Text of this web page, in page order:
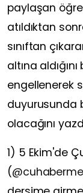
paylaşan
atıldıktan
sınıftan
altına
engellenerek
duyurusunda
olacağını
1) 5 Ekim'de
(